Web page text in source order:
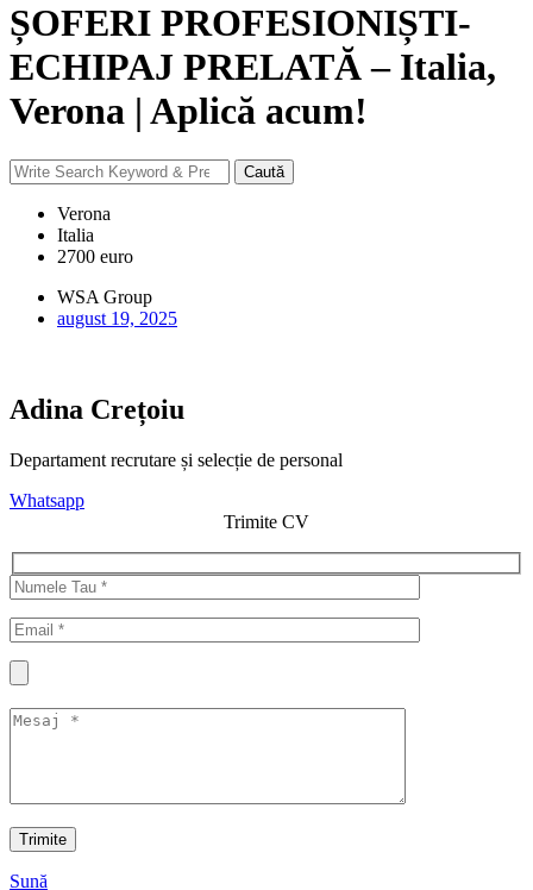
ȘOFERI PROFESIONIȘTI-
ECHIPAJ PRELATĂ – Italia,
Verona | Aplică acum!
Caută
după:
Caută
Verona
Italia
2700 euro
WSA Group
august 19, 2025
Adina Crețoiu
Departament recrutare și selecție de personal
Whatsapp
Trimite CV
Trimite
Sună